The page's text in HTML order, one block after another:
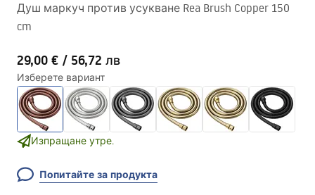
Душ маркуч против усукване Rea Brush Copper 150
cm
29,00 € / 56,72 лв
Изберете вариант
Изпращане утре.
Попитайте за продукта